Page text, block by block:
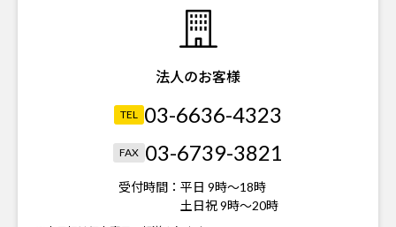
法人のお客様
TEL 03-6636-4323
FAX 03-6739-3821
受付時間： 平日 9時～18時
土日祝 9時～20時